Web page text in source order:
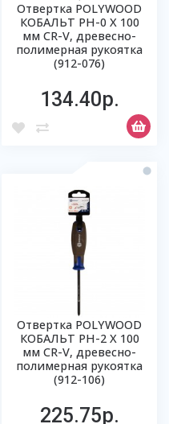
Отвертка POLYWOOD
КОБАЛЬТ PH-0 Х 100
мм CR-V, древесно-
полимерная рукоятка
(912-076)
134.40р.
Отвертка POLYWOOD
КОБАЛЬТ PH-2 Х 100
мм CR-V, древесно-
полимерная рукоятка
(912-106)
225.75р.